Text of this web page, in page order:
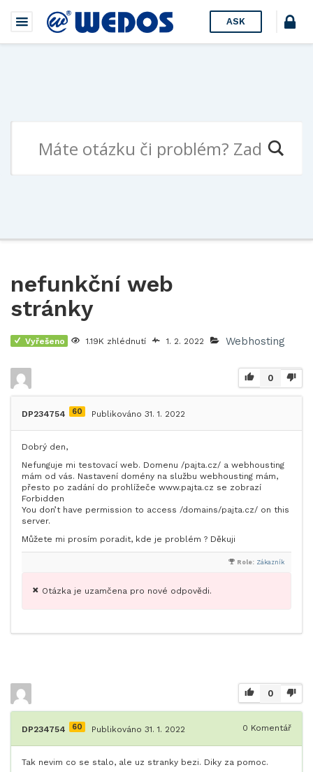
ASK
nefunkční web
stránky
Vyřešeno 1.19K zhlédnutí 1. 2. 2022 Webhosting
0
DP234754 60 Publikováno 31. 1. 2022
Dobrý den,
Nefunguje mi testovací web. Domenu /pajta.cz/ a webhousting
mám od vás. Nastavení domény na službu webhousting mám,
přesto po zadání do prohlížeče www.pajta.cz se zobrazí
Forbidden
You don’t have permission to access /domains/pajta.cz/ on this
server.
Můžete mi prosím poradit, kde je problém ? Děkuji
Role: Zákazník
Otázka je uzamčena pro nové odpovědi.
0
DP234754 60 Publikováno 31. 1. 2022 0 Komentář
Tak nevim co se stalo, ale uz stranky bezi. Diky za pomoc.